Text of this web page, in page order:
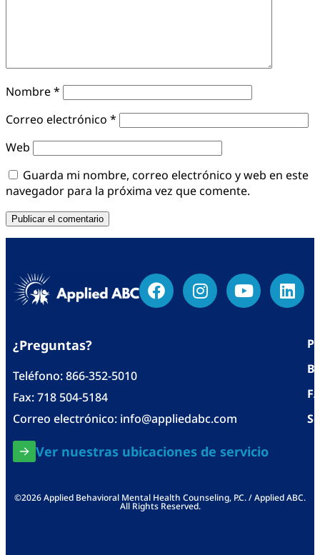
Nombre*
Correo electrónico *
Web
Guarda mi nombre, correo electrónico y web en este
navegador para la próxima vez que comente.
¿Preguntas?
Teléfono:866-352-5010
Fax: 718 504-5184
Correo electrónico: info@appliedabc.com
Ver nuestras ubicaciones de servicio
©2026 Applied Behavioral Mental Health Counseling, P.C. / Applied ABC.
All Rights Reserved.